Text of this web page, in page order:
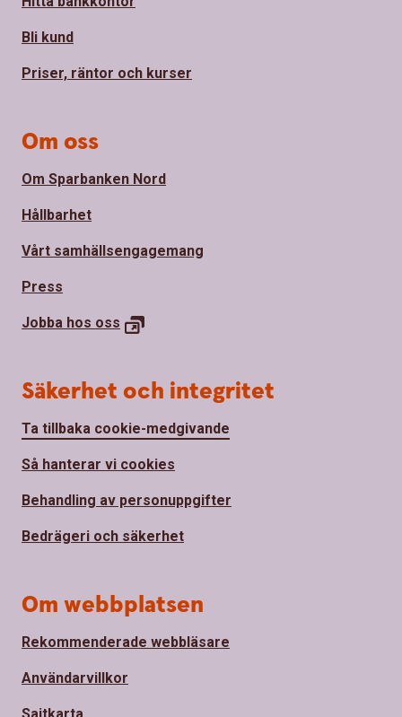
Bli kund
Priser, räntor och kurser
Om oss
Om Sparbanken Nord
Hållbarhet
Vårt samhällsengagemang
Press
Jobba hos oss
Säkerhet och integritet
Ta tillbaka cookie-medgivande
Så hanterar vi cookies
Behandling av personuppgifter
Bedrägeri och säkerhet
Om webbplatsen
Rekommenderade webbläsare
Användarvillkor